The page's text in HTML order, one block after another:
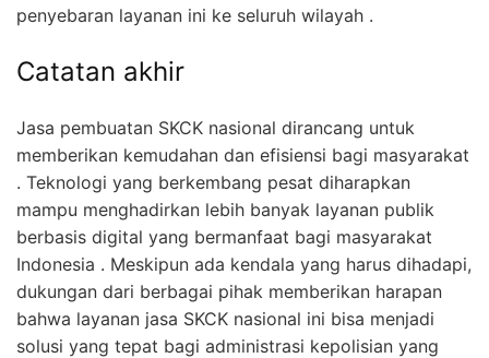
penyebaran layanan ini ke seluruh wilayah .
Catatan akhir
Jasa pembuatan SKCK nasional dirancang untuk
memberikan kemudahan dan efisiensi bagi masyarakat
. Teknologi yang berkembang pesat diharapkan
mampu menghadirkan lebih banyak layanan publik
berbasis digital yang bermanfaat bagi masyarakat
Indonesia . Meskipun ada kendala yang harus dihadapi,
dukungan dari berbagai pihak memberikan harapan
bahwa layanan jasa SKCK nasional ini bisa menjadi
solusi yang tepat bagi administrasi kepolisian yang